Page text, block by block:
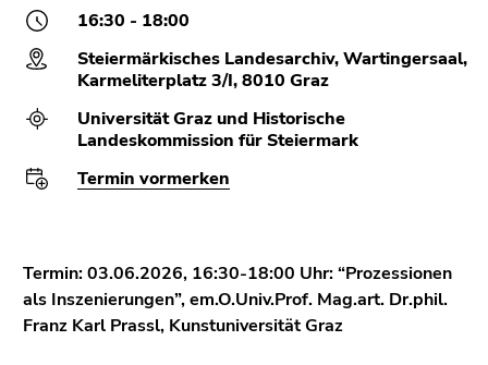
den
Zusatzinformationen
(Zugriffstaste
Zu
Seiteneinstellungen
(Benutzer/Sprache)
Zur
Suche
(Zugriffstaste
16:30 - 18:00
Steiermärkisches Landesarchiv, Wartingersaal,
Karmeliterplatz 3/I, 8010 Graz
Universität Graz und Historische
Landeskommission für Steiermark
Termin vormerken
Termin: 03.06.2026, 16:30-18:00 Uhr: “Prozessionen
als Inszenierungen”, em.O.Univ.Prof. Mag.art. Dr.phil.
Franz Karl Prassl, Kunstuniversität Graz